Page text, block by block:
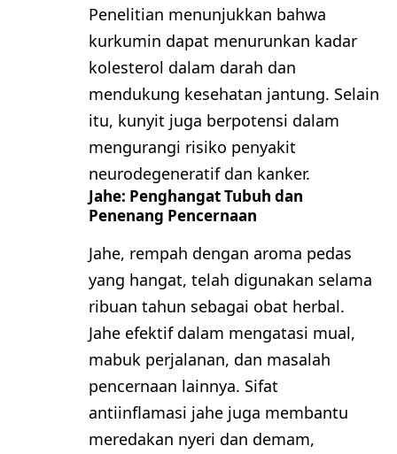
Penelitian menunjukkan bahwa
kurkumin dapat menurunkan kadar
kolesterol dalam darah dan
mendukung kesehatan jantung. Selain
itu, kunyit juga berpotensi dalam
mengurangi risiko penyakit
neurodegeneratif dan kanker.
Jahe: Penghangat Tubuh dan
Penenang Pencernaan
Jahe, rempah dengan aroma pedas
yang hangat, telah digunakan selama
ribuan tahun sebagai obat herbal.
Jahe efektif dalam mengatasi mual,
mabuk perjalanan, dan masalah
pencernaan lainnya. Sifat
antiinflamasi jahe juga membantu
meredakan nyeri dan demam,